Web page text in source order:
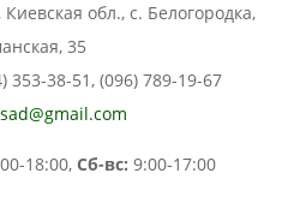
обл., с. Белогородка,
35
353-38-51, (096) 789-19-67
18:00, Сб-вс: 9:00-17:00